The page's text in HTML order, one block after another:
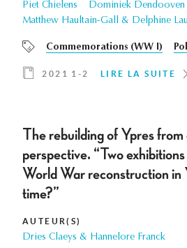
Piet Chielens
Dominiek Dendooven
Matthew Haultain-Gall & Delphine
Commemorations (WW I)
2021 1-2 LIRE LA SUITE
The rebuilding of Ypres from
perspective. “Two
World War reconstruction in
time?”
AUTEUR(S)
Dries Claeys & Hannelore Franck